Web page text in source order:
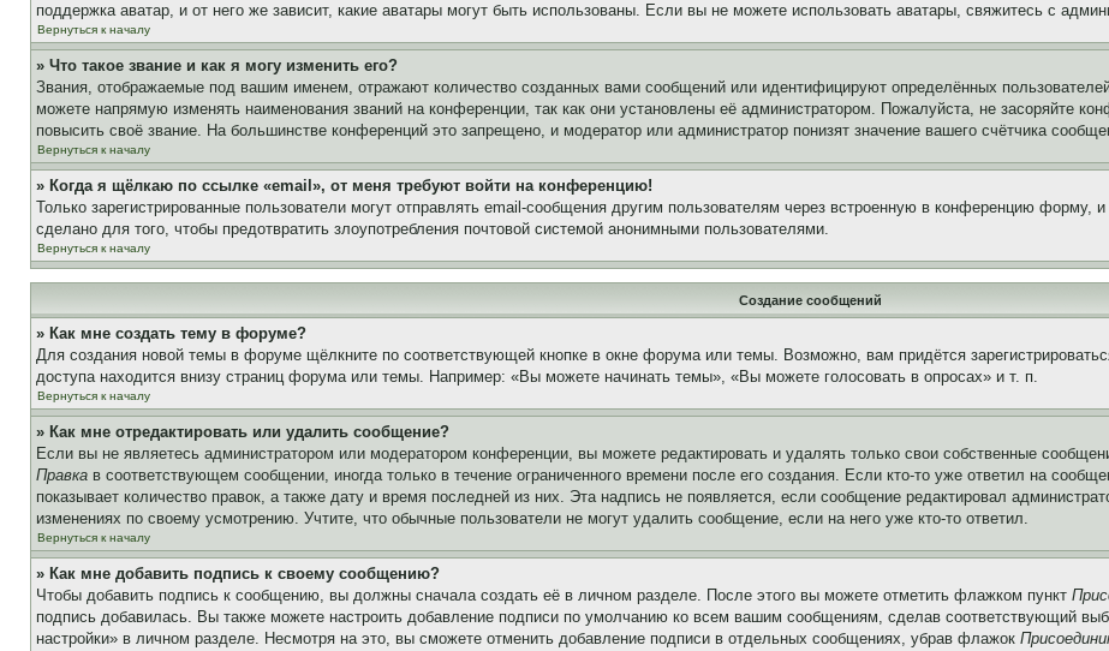
поддержка аватар, и от него же зависит, какие аватары могут быть использованы. Если вы не можете использовать аватары, свяжитесь с
Вернуться к началу
» Что такое звание и как я могу изменить его?
Звания, отображаемые под вашим именем, отражают количество созданных вами сообщений или идентифицируют определённых
можете напрямую изменять наименования званий на конференции, так как они установлены её администратором. Пожалуйста, не засоряйте
повысить своё звание. На большинстве конференций это запрещено, и модератор или администратор понизят значение вашего счётчика
Вернуться к началу
» Когда я щёлкаю по ссылке «email», от меня требуют войти на конференцию!
Только зарегистрированные пользователи могут отправлять email-сообщения другим пользователям через встроенную в конференцию
сделано для того, чтобы предотвратить злоупотребления почтовой системой анонимными пользователями.
Вернуться к началу
Создание сообщений
» Как мне создать тему в форуме?
Для создания новой темы в форуме щёлкните по соответствующей кнопке в окне форума или темы. Возможно, вам придётся
доступа находится внизу страниц форума или темы. Например: «Вы можете начинать темы», «Вы можете голосовать в опросах» и т. п.
Вернуться к началу
» Как мне отредактировать или удалить сообщение?
Если вы не являетесь администратором или модератором конференции, вы можете редактировать и удалять только свои собственные
Правка в соответствующем сообщении, иногда только в течение ограниченного времени после его создания. Если кто-то уже ответил на
показывает количество правок, а также дату и время последней из них. Эта надпись не появляется, если сообщение редактировал
изменениях по своему усмотрению. Учтите, что обычные пользователи не могут удалить сообщение, если на него уже кто-то ответил.
Вернуться к началу
» Как мне добавить подпись к своему сообщению?
Чтобы добавить подпись к сообщению, вы должны сначала создать её в личном разделе. После этого вы можете отметить флажком пункт
подпись добавилась. Вы также можете настроить добавление подписи по умолчанию ко всем вашим сообщениям, сделав соответствующий
настройки» в личном разделе. Несмотря на это, вы сможете отменить добавление подписи в отдельных сообщениях, убрав флажок